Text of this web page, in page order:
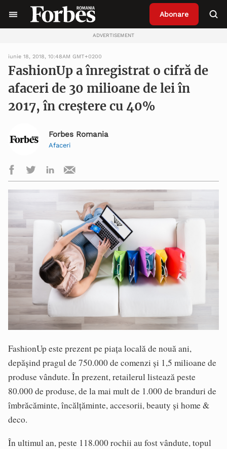
Abonare
ADVERTISEMENT
iunie 18, 2018, 10:48AM GMT+0200
FashionUp a înregistrat o cifră de
afaceri de 30 milioane de lei în
2017, în creștere cu 40%
Forbes Romania
Afaceri
FashionUp este prezent pe piața locală de nouă ani,
depășind pragul de 750.000 de comenzi și 1,5 milioane de
produse vândute. În prezent, retailerul listează peste
80.000 de produse, de la mai mult de 1.000 de branduri de
îmbrăcăminte, încălțăminte, accesorii, beauty și home &
deco.
În ultimul an, peste 118.000 rochii au fost vândute, topul